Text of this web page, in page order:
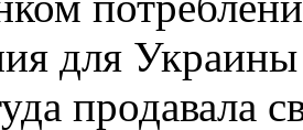
для
продавала